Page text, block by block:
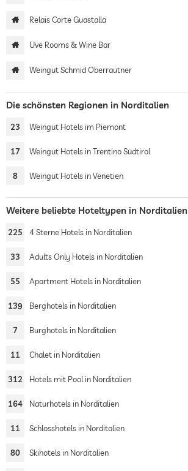
Relais Corte Guastalla
Uve Rooms & Wine Bar
Weingut Schmid Oberrautner
Die schönsten Regionen in Norditalien
23 Weingut Hotels im Piemont
17 Weingut Hotels in Trentino Südtirol
8 Weingut Hotels in Venetien
Weitere beliebte Hoteltypen in Norditalien
225 4 Sterne Hotels in Norditalien
33 Adults Only Hotels in Norditalien
55 Apartment Hotels in Norditalien
139 Berghotels in Norditalien
7 Burghotels in Norditalien
11 Chalet in Norditalien
312 Hotels mit Pool in Norditalien
164 Naturhotels in Norditalien
11 Schlosshotels in Norditalien
80 Skihotels in Norditalien